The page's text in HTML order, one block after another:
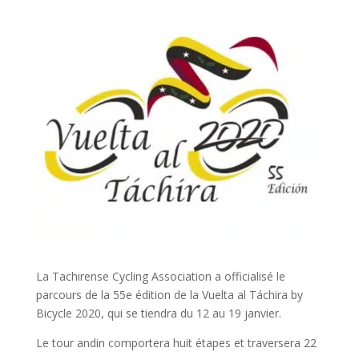
La Tachirense Cycling Association a officialisé le
parcours de la 55e édition de la Vuelta al Táchira by
Bicycle 2020, qui se tiendra du 12 au 19 janvier.
Le tour andin comportera huit étapes et traversera 22